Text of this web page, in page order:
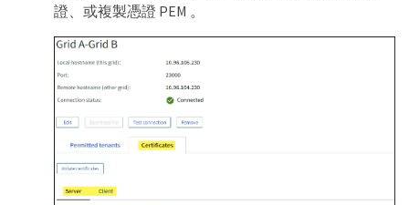
證、或複製憑證 PEM 。